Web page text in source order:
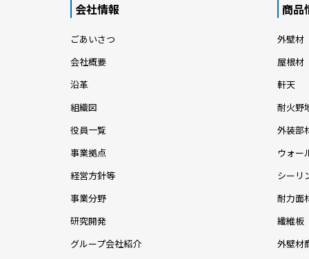
会社情報
ごあいさつ
会社概要
沿革
組織図
役員一覧
事業拠点
経営方針等
事業分野
研究開発
グループ会社紹介
商品
外壁材
屋根材
軒天
耐火野
外装部
ウォー
シーリ
耐力面
繊維板
外壁材